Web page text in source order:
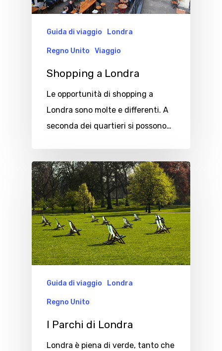
Guida di viaggio Londra
Regno Unito Viaggio
Shopping a Londra
Le opportunità di shopping a
Londra sono molte e differenti. A
seconda dei quartieri si possono…
Guida di viaggio Londra
Regno Unito
I Parchi di Londra
Londra è piena di verde, tanto che